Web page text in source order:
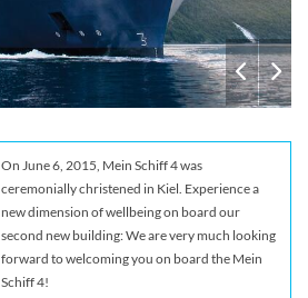
On June 6, 2015, Mein Schiff 4 was
ceremonially christened in Kiel. Experience a
new dimension of wellbeing on board our
second new building: We are very much looking
forward to welcoming you on board the Mein
Schiff 4!